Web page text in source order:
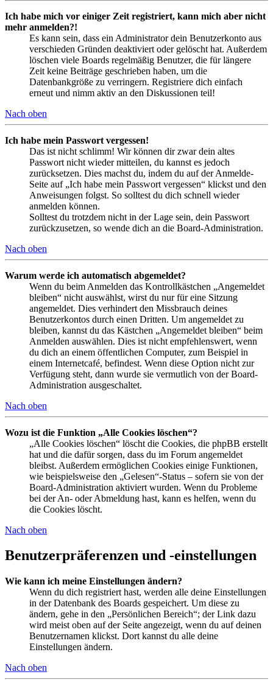
Ich habe mich vor einiger Zeit registriert, kann mich aber nicht
mehr anmelden?!
Es kann sein, dass ein Administrator dein Benutzerkonto aus
verschieden Gründen deaktiviert oder gelöscht hat. Außerdem
löschen viele Boards regelmäßig Benutzer, die für längere
Zeit keine Beiträge geschrieben haben, um die
Datenbankgröße zu verringern. Registriere dich einfach
erneut und nimm aktiv an den Diskussionen teil!
Nach oben
Ich habe mein Passwort vergessen!
Das ist nicht schlimm! Wir können dir zwar dein altes
Passwort nicht wieder mitteilen, du kannst es jedoch
zurücksetzen. Dies machst du, indem du auf der Anmelde-
Seite auf „Ich habe mein Passwort vergessen“ klickst und den
Anweisungen folgst. So solltest du dich schnell wieder
anmelden können.
Solltest du trotzdem nicht in der Lage sein, dein Passwort
zurückzusetzen, so wende dich an die Board-Administration.
Nach oben
Warum werde ich automatisch abgemeldet?
Wenn du beim Anmelden das Kontrollkästchen „Angemeldet
bleiben“ nicht auswählst, wirst du nur für eine Sitzung
angemeldet. Dies verhindert den Missbrauch deines
Benutzerkontos durch einen Dritten. Um angemeldet zu
bleiben, kannst du das Kästchen „Angemeldet bleiben“ beim
Anmelden auswählen. Dies ist nicht empfehlenswert, wenn
du dich an einem öffentlichen Computer, zum Beispiel in
einem Internetcafé, befindest. Wenn diese Option nicht zur
Verfügung steht, dann wurde sie vermutlich von der Board-
Administration ausgeschaltet.
Nach oben
Wozu ist die Funktion „Alle Cookies löschen“?
„Alle Cookies löschen“ löscht die Cookies, die phpBB erstellt
hat und die dafür sorgen, dass du im Forum angemeldet
bleibst. Außerdem ermöglichen Cookies einige Funktionen,
wie beispielsweise den „Gelesen“-Status – sofern sie von der
Board-Administration aktiviert wurden. Wenn du Probleme
bei der An- oder Abmeldung hast, kann es helfen, wenn du
die Cookies löscht.
Nach oben
Benutzerpräferenzen und -einstellungen
Wie kann ich meine Einstellungen ändern?
Wenn du dich registriert hast, werden alle deine Einstellungen
in der Datenbank des Boards gespeichert. Um diese zu
ändern, gehe in den „Persönlichen Bereich“; der Link dazu
wird meist oben auf der Seite angezeigt, wenn du auf deinen
Benutzernamen klickst. Dort kannst du alle deine
Einstellungen ändern.
Nach oben